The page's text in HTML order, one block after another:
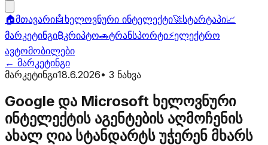
🏠მთავარი🤖 ხელოვნური ინტელექტი🚀სტარტაპი📈
მარკეტინგი₿კრიპტო🚗ტრანსპორტი⚡ელექტრო
ავტომობილები
← მარკეტინგი
მარკეტინგი18.6.2026• 3 ნახვა
Google და Microsoft ხელოვნური
ინტელექტის აგენტების აღმოჩენის
ახალ ღია სტანდარტს უჭერენ მხარს